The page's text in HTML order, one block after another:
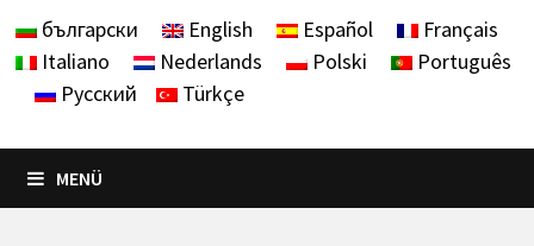
български
English Español
Français
Italiano
Nederlands Polski
Português
Русский
Türkçe
MENÜ